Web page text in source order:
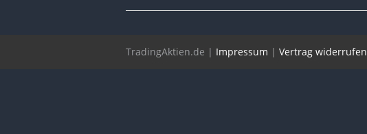
TradingAktien.de | Impressum | Vertrag widerrufen